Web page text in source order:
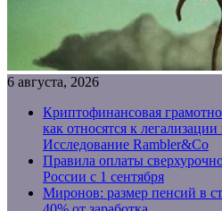
6 августа, 2026
Криптофинансовая
как относятся к
Исследование Rambler&Co
Правила оплаты
России с 1 сентября
Миронов: размер пенсий в